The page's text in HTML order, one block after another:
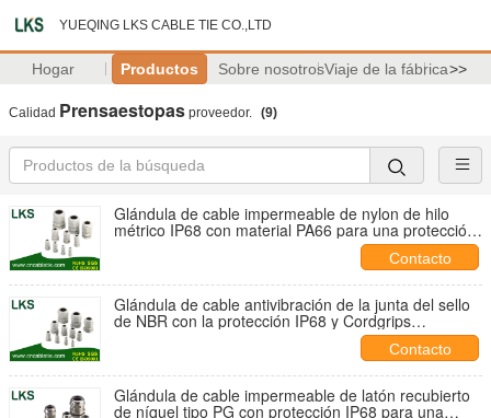
YUEQING LKS CABLE TIE CO.,LTD
Hogar Productos Sobre nosotrosViaje de la fábrica>>
Calidad Prensaestopas proveedor. (9)
Glándula de cable impermeable de nylon de hilo
métrico IP68 con material PA66 para una protección
Contacto
Glándula de cable antivibración de la junta del sello
de NBR con la protección IP68 y Cordgrips
Contacto
Glándula de cable impermeable de latón recubierto
de níquel tipo PG con protección IP68 para una